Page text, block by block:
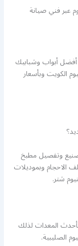
عبر فني صيانة
أفضل أبواب وشبابيك
الكويت وبأسعار
وتفصيل مطبخ
الاحجام وبموديلات
شتر.
المعدات لذلك
الصليبية.